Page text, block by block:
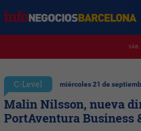
C-Level miércoles 21 de
Malin Nilsson, nueva
PortAventura Business